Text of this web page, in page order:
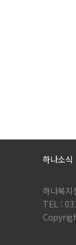
하나소식
하나복지
TEL :